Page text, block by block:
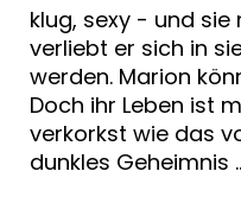
klug, sexy - und sie
verliebt er sich in
werden. Marion
Doch ihr Leben ist
verkorkst wie das
dunkles Geheimnis